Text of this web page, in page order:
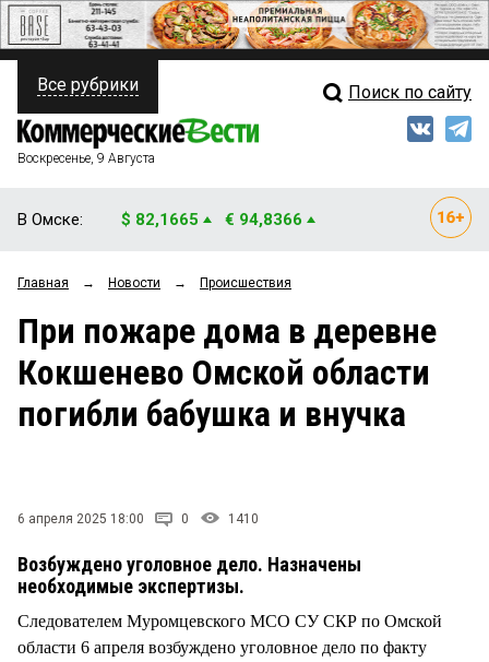
ПОЛИТИКА
ФИНАНСЫ
ОБЩЕСТВО
ЗАКОН
НОВОСТИ КОМПАНИЙ
Свежий выпуск
Мнения
Рейтинги
Блоги
Архив
Все рубрики Поиск по сайту
Воскресенье, 9 Августа
В Омске: $ 82,1665 € 94,8366
Главная → Новости → Происшествия
При пожаре дома в деревне
Кокшенево Омской области
погибли бабушка и внучка
6 апреля 2025 18:00 0 1410
Возбуждено уголовное дело. Назначены
необходимые экспертизы.
Следователем Муромцевского МСО СУ СКР по Омской
области 6 апреля возбуждено уголовное дело по факту